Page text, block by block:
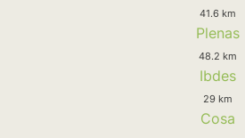
41.6 km
Plenas
48.2 km
Ibdes
29 km
Cosa